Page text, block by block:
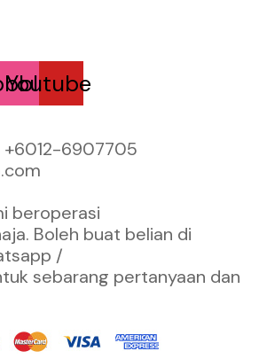
Youtube
012-6907705
beroperasi
Boleh buat belian di
/
sebarang pertanyaan dan